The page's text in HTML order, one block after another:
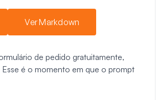
Ver Markdown
de pedido gratuitamente,
é o momento em que o prompt